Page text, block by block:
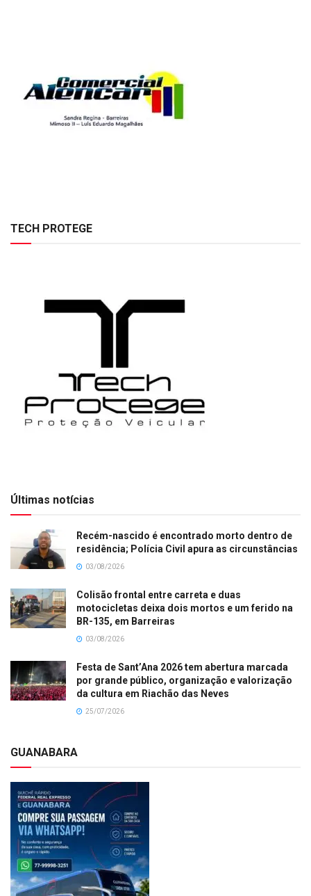
TECH PROTEGE
Últimas notícias
Recém-nascido é encontrado morto dentro de
residência; Polícia Civil apura as circunstâncias
03/08/2026
Colisão frontal entre carreta e duas
motocicletas deixa dois mortos e um ferido na
BR-135, em Barreiras
03/08/2026
Festa de Sant’Ana 2026 tem abertura marcada
por grande público, organização e valorização
da cultura em Riachão das Neves
25/07/2026
GUANABARA